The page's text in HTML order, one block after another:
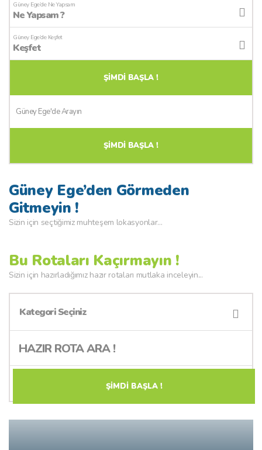
Güney Ege’de Ne Yapsam
Ne Yapsam ?
Güney Ege’de Keşfet
Keşfet
ŞİMDİ BAŞLA !
ŞİMDİ BAŞLA !
Güney Ege’den Görmeden
Gitmeyin !
Sizin için seçtiğimiz muhteşem lokasyonlar...
Bu Rotaları Kaçırmayın !
Sizin için hazırladığımız hazır rotaları mutlaka inceleyin...
Kategori Seçiniz
ŞİMDİ BAŞLA !